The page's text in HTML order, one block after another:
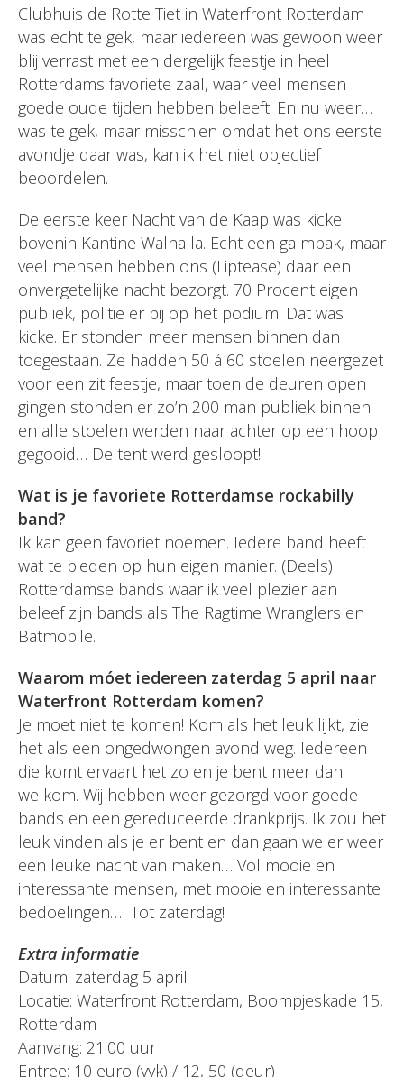
Clubhuis de Rotte Tiet in Waterfront Rotterdam
was echt te gek, maar iedereen was gewoon weer
blij verrast met een dergelijk feestje in heel
Rotterdams favoriete zaal, waar veel mensen
goede oude tijden hebben beleeft! En nu weer…
was te gek, maar misschien omdat het ons eerste
avondje daar was, kan ik het niet objectief
beoordelen.
De eerste keer Nacht van de Kaap was kicke
bovenin Kantine Walhalla. Echt een galmbak, maar
veel mensen hebben ons (Liptease) daar een
onvergetelijke nacht bezorgt. 70 Procent eigen
publiek, politie er bij op het podium! Dat was
kicke. Er stonden meer mensen binnen dan
toegestaan. Ze hadden 50 á 60 stoelen neergezet
voor een zit feestje, maar toen de deuren open
gingen stonden er zo’n 200 man publiek binnen
en alle stoelen werden naar achter op een hoop
gegooid… De tent werd gesloopt!
Wat is je favoriete Rotterdamse rockabilly
band?
Ik kan geen favoriet noemen. Iedere band heeft
wat te bieden op hun eigen manier. (Deels)
Rotterdamse bands waar ik veel plezier aan
beleef zijn bands als The Ragtime Wranglers en
Batmobile.
Waarom móet iedereen zaterdag 5 april naar
Waterfront Rotterdam komen?
Je moet niet te komen! Kom als het leuk lijkt, zie
het als een ongedwongen avond weg. Iedereen
die komt ervaart het zo en je bent meer dan
welkom. Wij hebben weer gezorgd voor goede
bands en een gereduceerde drankprijs. Ik zou het
leuk vinden als je er bent en dan gaan we er weer
een leuke nacht van maken… Vol mooie en
interessante mensen, met mooie en interessante
bedoelingen… Tot zaterdag!
Extra informatie
Datum: zaterdag 5 april
Locatie: Waterfront Rotterdam, Boompjeskade 15,
Rotterdam
Aanvang: 21:00 uur
Entree: 10 euro (vvk) / 12, 50 (deur)